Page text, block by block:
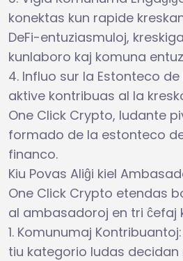
konektas kun rapide
DeFi-entuziasmuloj,
kunlaboro kaj komuna
4. Influo sur la Estonteco
aktive kontribuas al la
One Click Crypto, ludante
formado de la estonteco
financo.
Kiu Povas Aliĝi kiel
One Click Crypto etendas
al ambasadoroj en tri ĉefaj
1. Komunumaj
tiu kategorio ludas decidan